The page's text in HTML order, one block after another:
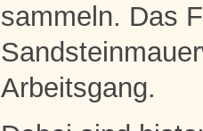
sammeln. Das
Arbeitsgang.